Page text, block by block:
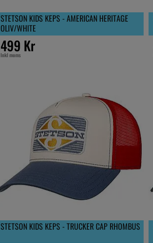
STETSON KIDS KEPS - AMERICAN HERITAGE
OLIV/WHITE
499 Kr
Inkl moms
STETSON KIDS KEPS - TRUCKER CAP RHOMBUS